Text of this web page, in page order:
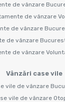
de vânzare
de vânzare
de vânzare
de vânzare
de vânzare
Vânzări case vile
vile de vânzare
vile de vânzare